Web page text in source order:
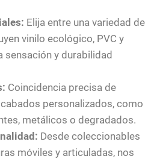
Elija entre una variedad de
vinilo ecológico, PVC y
sensación y durabilidad
Coincidencia precisa de
personalizados, como
metálicos o degradados.
Desde coleccionables
móviles y articuladas, nos